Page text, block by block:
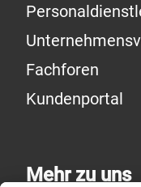
Fachforen
Kundenportal
Mehr zu uns